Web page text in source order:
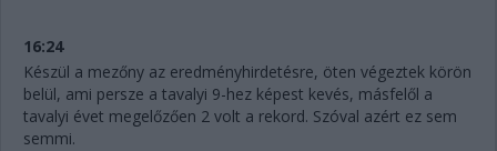
16:24
Készül a mezőny az eredményhirdetésre, öten végeztek körön
belül, ami persze a tavalyi 9-hez képest kevés, másfelől a
tavalyi évet megelőzően 2 volt a rekord. Szóval azért ez sem
semmi.